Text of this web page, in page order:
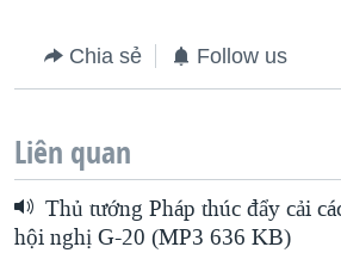
Chia sẻ Follow us
Liên quan
Thủ tướng Pháp thúc đẩy cải
hội nghị G-20 (MP3 636 KB)